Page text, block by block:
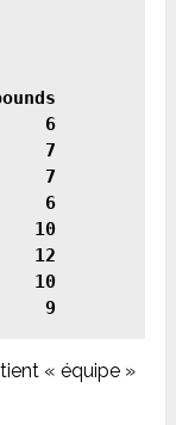
6
7
7
6
10
12
10
« équipe »